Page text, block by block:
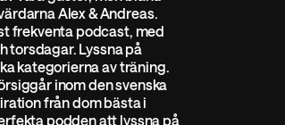
Alex & Andreas.
frekventa podcast, med
torsdagar. Lyssna på
kategorierna av träning.
inom den svenska
från dom bästa i
podden att lyssna på